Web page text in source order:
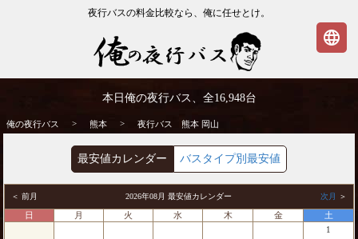
夜行バスの料金比較なら、俺に任せとけ。
夜行バス
本日俺の夜行バス、全16,948台
俺の夜行バス > 熊本 > 夜行バス 熊本 岡山
最安値カレンダー バスタイプ別最安値
＜ 前月 2026年08月 最安値カレンダー 次月 ＞
日 月 火 水 木 金
土
1
language